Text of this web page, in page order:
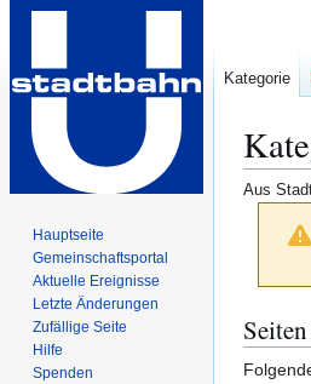
Aus
Zur
springen
Zur
Suche
springen
Kategorie
Hauptseite
Gemeinschafts­portal
Aktuelle Ereignisse
Letzte Änderungen
Zufällige Seite
Hilfe
Spenden